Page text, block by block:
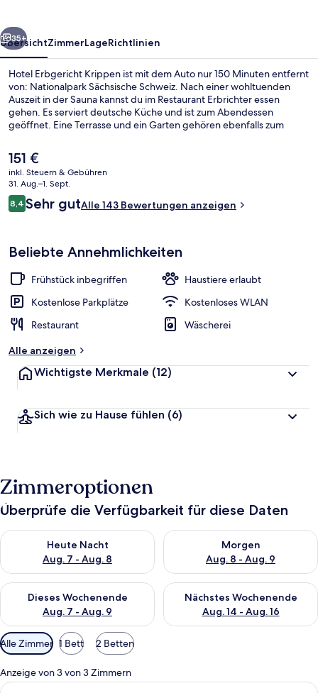
Weiter
35+
ÜbersichtZimmerLageRichtlinien
Hotel Erbgericht Krippen ist mit dem Auto nur 150 Minuten entfernt
von: Nationalpark Sächsische Schweiz. Nach einer wohltuenden
Auszeit in der Sauna kannst du im Restaurant Erbrichter essen
gehen. Es serviert deutsche Küche und ist zum Abendessen
geöffnet. Eine Terrasse und ein Garten gehören ebenfalls zum
Der
aktuelle
Preis
beträgt
151 €.
151 €
inkl. Steuern & Gebühren
31. Aug.–1. Sept.
Bewertungen
8,48,4 von 10.
Sehr gutAlle 143 Bewertungen anzeigen
Beliebte Annehmlichkeiten
Frühstück inbegriffen
Haustiere erlaubt
Kostenlose Parkplätze
Kostenloses WLAN
Restaurant
Wäscherei
Alle anzeigen
Wichtigste Merkmale (12)
Sich wie zu Hause fühlen (6)
Zimmeroptionen
Überprüfe die Verfügbarkeit für diese Daten
Heute Nacht
Aug. 7 - Aug. 8
Überprüfe die Verfügbarkeit für heute Nacht, Aug. 7 - Aug. 8.
Morgen
Aug. 8 - Aug. 9
Überprüfe die Verfügbarkeit
Dieses Wochenende
Aug. 7 - Aug. 9
Überprüfe die Verfügbarkeit für dieses Wochenende, Aug. 7
Nächstes Wochenende
Aug. 14 - Aug. 16
Überprüfe die Verfügbarkeit
Verfügbare
Filter
für
Zimmer
Alle Zimmer 1 Bett 2 Betten
Anzeige von 3 von 3 Zimmern
Alle
Ein Schlafzimmer mit einem Bett,